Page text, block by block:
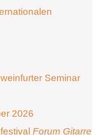
Seminar
2026
Forum Gitarre